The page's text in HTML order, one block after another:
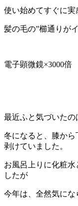
使い始めてすぐに実
髪の毛の”櫛通りが
電子顕微鏡×3000倍
最近ふと気づいたの
冬になると、膝か
剥けていました。
お風呂上りに化粧
したが
今年は、全然気にな